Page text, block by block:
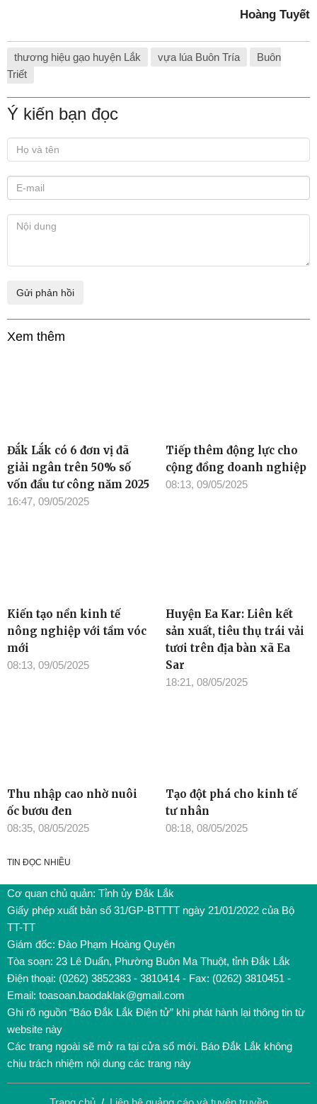
Hoàng Tuyết
thương hiệu gạo huyện Lắk vựa lúa Buôn Tría
Buôn
Triết
Ý kiến bạn đọc
Xem thêm
Đắk Lắk có 6 đơn vị đã
giải ngân trên 50% số
vốn đầu tư công năm 2025
16:47, 09/05/2025
Tiếp thêm động lực cho
cộng đồng doanh nghiệp
08:13, 09/05/2025
Kiến tạo nền kinh tế
nông nghiệp với tầm vóc
mới
08:13, 09/05/2025
Huyện Ea Kar: Liên kết
sản xuất, tiêu thụ trái vải
tươi trên địa bàn xã Ea
Sar
18:21, 08/05/2025
Thu nhập cao nhờ nuôi
ốc bươu đen
08:35, 08/05/2025
Tạo đột phá cho kinh tế
tư nhân
08:18, 08/05/2025
TIN ĐỌC NHIỀU
Cơ quan chủ quản: Tỉnh ủy Đắk Lắk
Giấy phép xuất bản số 31/GP-BTTTT ngày 21/01/2022 của Bộ
TT-TT
Giám đốc: Đào Phạm Hoàng Quyên
Tòa soạn: 23 Lê Duẩn, Phường Buôn Ma Thuột, tỉnh Đắk Lắk
Điện thoại: (0262) 3852383 - 3810414 - Fax: (0262) 3810451 -
Email: toasoan.baodaklak@gmail.com
Ghi rõ nguồn “Báo Đắk Lắk Điện tử” khi phát hành lại thông tin từ
website này
Các trang ngoài sẽ mở ra tại cửa sổ mới. Báo Đắk Lắk không
chịu trách nhiệm nội dung các trang này